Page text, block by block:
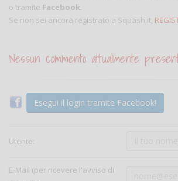
o tramite Facebook.
Se non sei ancora registrato a Squash.it,
Nessun commento attualmente
Esegui il login tramite Facebook!
Utente:
E-Mail (per ricevere l'avviso di